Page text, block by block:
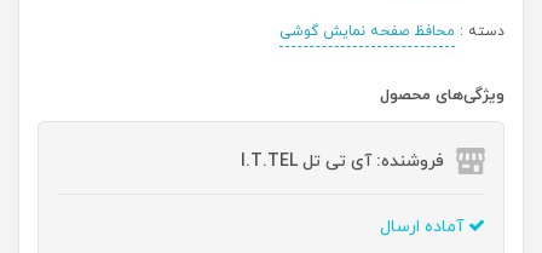
دسته : محافظ صفحه نمایش گوشی
ویژگی‌های محصول
فروشنده: آی تی تل I.T.TEL
آماده ارسال